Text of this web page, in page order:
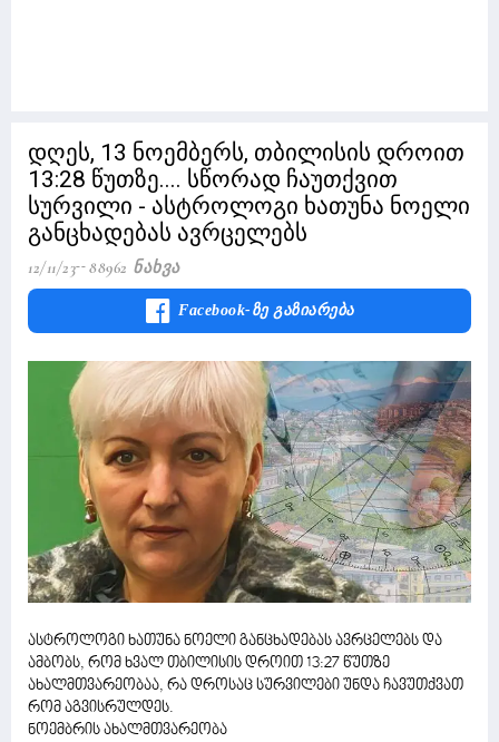
დღეს, 13 ნოემბერს, თბილისის დროით
13:28 წუთზე.... სწორად ჩაუთქვით
სურვილი - ასტროლოგი ხათუნა ნოელი
განცხადებას ავრცელებს
12/11/23 88962 Ნახვა
Facebook-Ზე Გაზიარება
ასტროლოგი ხათუნა ნოელი განცხადებას ავრცელებს და
ამბობს, რომ ხვალ თბილისის დროით 13:27 წუთზე
ახალმთვარეობაა, რა დროსაც სურვილები უნდა ჩავუთქვათ
რომ აგვისრულდეს.
ნოემბრის ახალმთვარეობა